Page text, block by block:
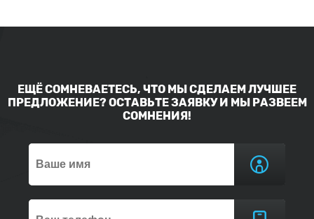
ЕЩЁ СОМНЕВАЕТЕСЬ, ЧТО МЫ СДЕЛАЕМ ЛУЧШЕЕ
ПРЕДЛОЖЕНИЕ? ОСТАВЬТЕ ЗАЯВКУ И МЫ РАЗВЕЕМ
СОМНЕНИЯ!